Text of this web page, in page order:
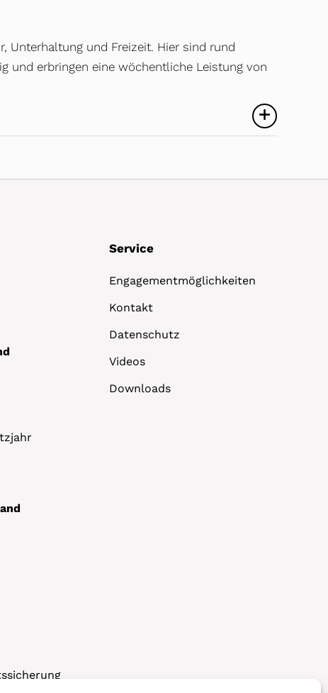
Unterhaltung und Freizeit. Hier sind rund
und erbringen eine wöchentliche Leistung von
Service
Engagementmöglichkeiten
Kontakt
Datenschutz
Videos
Downloads